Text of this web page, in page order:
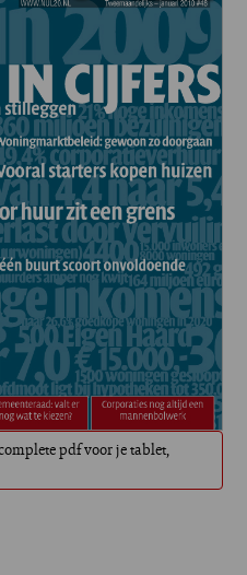
pdf voor je tablet,